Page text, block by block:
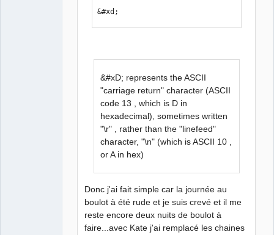
&#xd;
&#xD; represents the ASCII
"carriage return" character (ASCII
code 13 , which is D in
hexadecimal), sometimes written
"\r" , rather than the "linefeed"
character, "\n" (which is ASCII 10 ,
or A in hex)
Donc j'ai fait simple car la journée au
boulot à été rude et je suis crevé et il me
reste encore deux nuits de boulot à
faire...avec Kate j'ai remplacé les chaines